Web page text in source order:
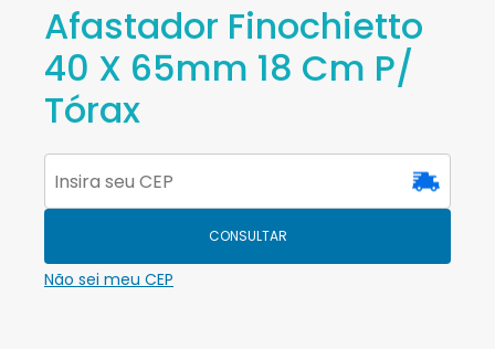
Afastador Finochietto
40 X 65mm 18 Cm P/
Tórax
CONSULTAR
Não sei meu CEP